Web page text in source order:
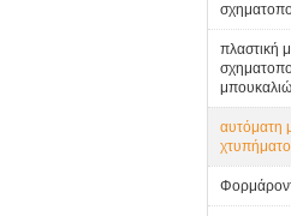
πλαστική
αυτόματη